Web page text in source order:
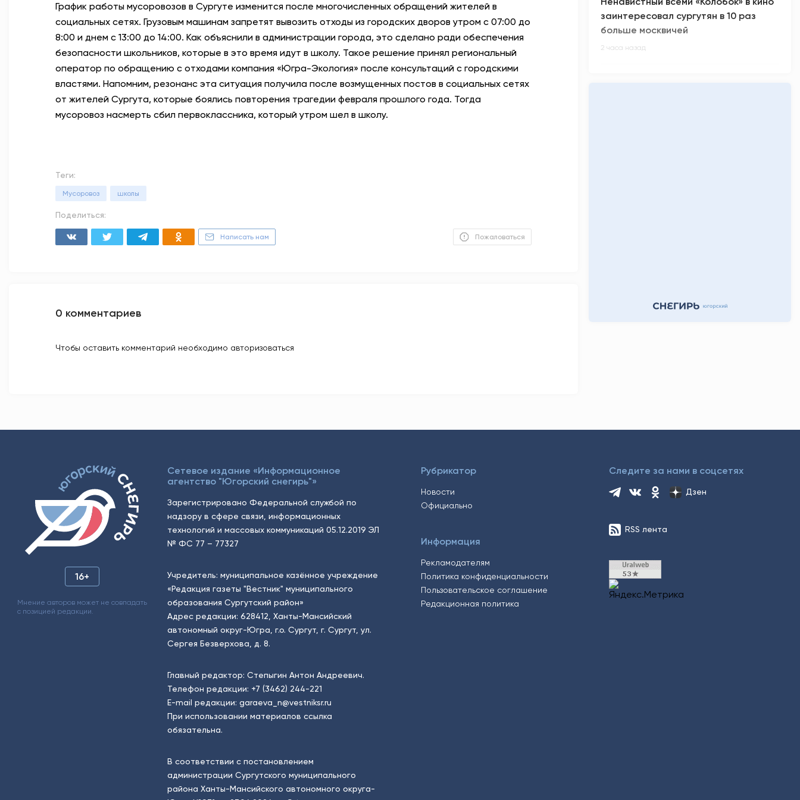
АНТИТЕРРОР
НОВОСТИ
График работы мусоровозов в Сургуте изменится после многочисленных обращений жителей в
социальных сетях. Грузовым машинам запретят вывозить отходы из городских дворов утром с 07:00 до
8:00 и днем с 13:00 до 14:00. Как объяснили в администрации города, это сделано ради обеспечения
безопасности школьников, которые в это время идут в школу. Такое решение принял региональный
оператор по обращению с отходами компания «Югра-Экология» после консультаций с городскими
властями. Напомним, резонанс эта ситуация получила после возмущенных постов в социальных сетях
от жителей Сургута, которые боялись повторения трагедии февраля прошлого года. Тогда
мусоровоз насмерть сбил первоклассника, который утром шел в школу.
Теги:
Мусоровоз школы
Поделиться:
Написать нам Пожаловаться
0 комментариев
Чтобы оставить комментарий необходимо авторизоваться
заинтересовал сургутян в 10 раз
больше москвичей
2 часа назад
16+
Мнение авторов может не совпадать
с позицией редакции.
Сетевое издание «Информационное
агентство "Югорский снегирь"»
Зарегистрировано Федеральной службой по
надзору в сфере связи, информационных
технологий и массовых коммуникаций 05.12.2019 ЭЛ
№ ФС 77 – 77327
Учредитель: муниципальное казённое учреждение
«Редакция газеты "Вестник" муниципального
образования Сургутский район»
Адрес редакции: 628412, Ханты-Мансийский
автономный округ-Югра, г.о. Сургут, г. Сургут, ул.
Сергея Безверхова, д. 8.
Главный редактор: Степыгин Антон Андреевич.
Телефон редакции: +7 (3462) 244-221
E-mail редакции: garaeva_n@vestniksr.ru
При использовании материалов ссылка
обязательна.
В соответствии с постановлением
администрации Сургутского муниципального
района Ханты-Мансийского автономного округа-
Рубрикатор
Новости
Официально
Информация
Рекламодателям
Политика конфиденциальности
Пользовательское соглашение
Редакционная политика
Следите за нами в соцсетях
Дзен
RSS лента